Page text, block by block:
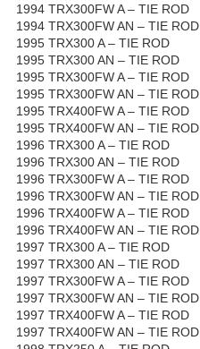
1994 TRX300FW A – TIE ROD
1994 TRX300FW AN – TIE ROD
1995 TRX300 A – TIE ROD
1995 TRX300 AN – TIE ROD
1995 TRX300FW A – TIE ROD
1995 TRX300FW AN – TIE ROD
1995 TRX400FW A – TIE ROD
1995 TRX400FW AN – TIE ROD
1996 TRX300 A – TIE ROD
1996 TRX300 AN – TIE ROD
1996 TRX300FW A – TIE ROD
1996 TRX300FW AN – TIE ROD
1996 TRX400FW A – TIE ROD
1996 TRX400FW AN – TIE ROD
1997 TRX300 A – TIE ROD
1997 TRX300 AN – TIE ROD
1997 TRX300FW A – TIE ROD
1997 TRX300FW AN – TIE ROD
1997 TRX400FW A – TIE ROD
1997 TRX400FW AN – TIE ROD